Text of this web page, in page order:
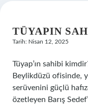
TÜYAPIN
Tarih: Nisan 12, 2025
Tüyap’ın sahibi
Beylikdüzü ofisinde,
serüvenini güçlü
özetleyen Barış